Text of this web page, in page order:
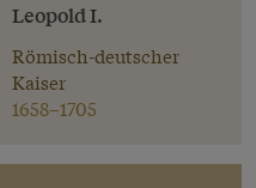
Leopold I.
Römisch-deutscher
Kaiser
1658–1705